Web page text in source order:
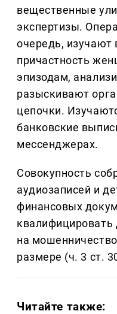
вещественные
экспертизы.
очередь,
причастность
эпизодам,
разыскивают
цепочки.
банковские
мессенджерах.
Совокупность
аудиозаписей и
финансовых
квалифицировать
на
размере (ч. 3 ст.
Читайте также: